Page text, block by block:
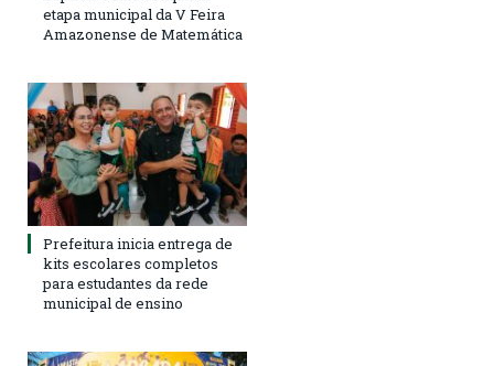
etapa municipal da V Feira
Amazonense de Matemática
Prefeitura inicia entrega de
kits escolares completos
para estudantes da rede
municipal de ensino